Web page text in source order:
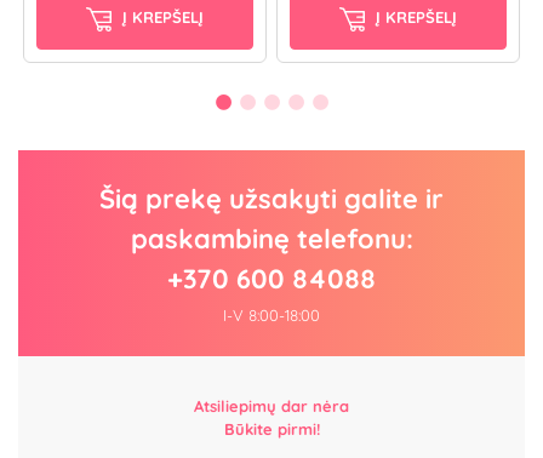
Į KREPŠELĮ Į KREPŠELĮ
Šią prekę užsakyti galite ir
paskambinę telefonu:
+370 600 84088
I-V 8:00-18:00
Atsiliepimų dar nėra
Būkite pirmi!